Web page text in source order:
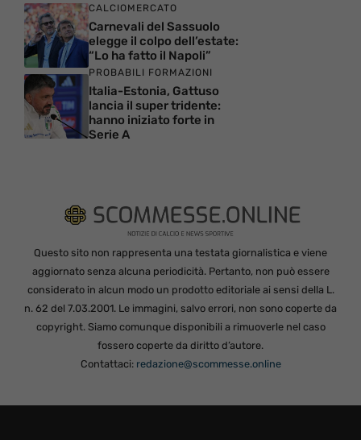
CALCIOMERCATO
Carnevali del Sassuolo
elegge il colpo dell’estate:
“Lo ha fatto il Napoli”
PROBABILI FORMAZIONI
Italia-Estonia, Gattuso
lancia il super tridente:
hanno iniziato forte in
Serie A
Questo sito non rappresenta una testata giornalistica e viene
aggiornato senza alcuna periodicità. Pertanto, non può essere
considerato in alcun modo un prodotto editoriale ai sensi della L.
n. 62 del 7.03.2001. Le immagini, salvo errori, non sono coperte da
copyright. Siamo comunque disponibili a rimuoverle nel caso
fossero coperte da diritto d’autore.
Contattaci: redazione@scommesse.online